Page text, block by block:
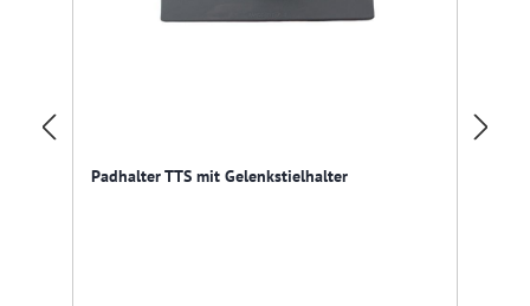
Padhalter TTS mit Gelenkstielhalter